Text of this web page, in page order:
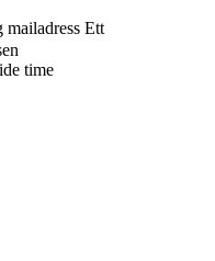
mailadress Ett
time